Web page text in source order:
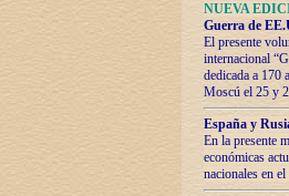
NUEVA
Guerra de
El presente
internacional
dedicada a 170
Moscú el 25 y
España y
En la presente
económicas
nacionales en